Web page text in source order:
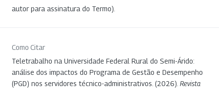
autor para assinatura do Termo).
Como Citar
Teletrabalho na Universidade Federal Rural do Semi-Árido:
análise dos impactos do Programa de Gestão e Desempenho
(PGD) nos servidores técnico-administrativos. (2026). Revista